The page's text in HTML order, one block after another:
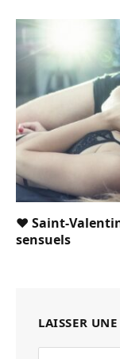
❤️ Saint-
sensuels
LAISSER